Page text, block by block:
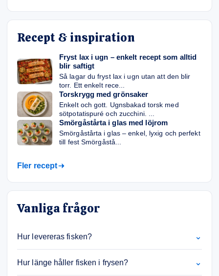
Recept & inspiration
Fryst lax i ugn – enkelt recept som alltid
blir saftigt
Så lagar du fryst lax i ugn utan att den blir
torr. Ett enkelt rece...
Torskrygg med grönsaker
Enkelt och gott. Ugnsbakad torsk med
sötpotatispuré och zucchini. ...
Smörgåstårta i glas med löjrom
Smörgåstårta i glas – enkel, lyxig och perfekt
till fest Smörgåstå...
Fler recept
Vanliga frågor
Hur levereras fisken? ⌄
Hur länge håller fisken i frysen? ⌄